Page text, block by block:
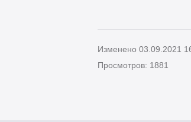
Изменено 03.09.2021
Просмотров: 1881